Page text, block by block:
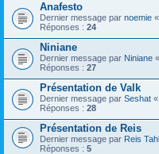
Anafesto
Dernier message par noemie «
Réponses : 24
Niniane
Dernier message par Niniane «
Réponses : 27
Présentation de Valk
Dernier message par Seshat «
Réponses : 28
Présentation de Reis
Dernier message par Reis
Réponses : 5